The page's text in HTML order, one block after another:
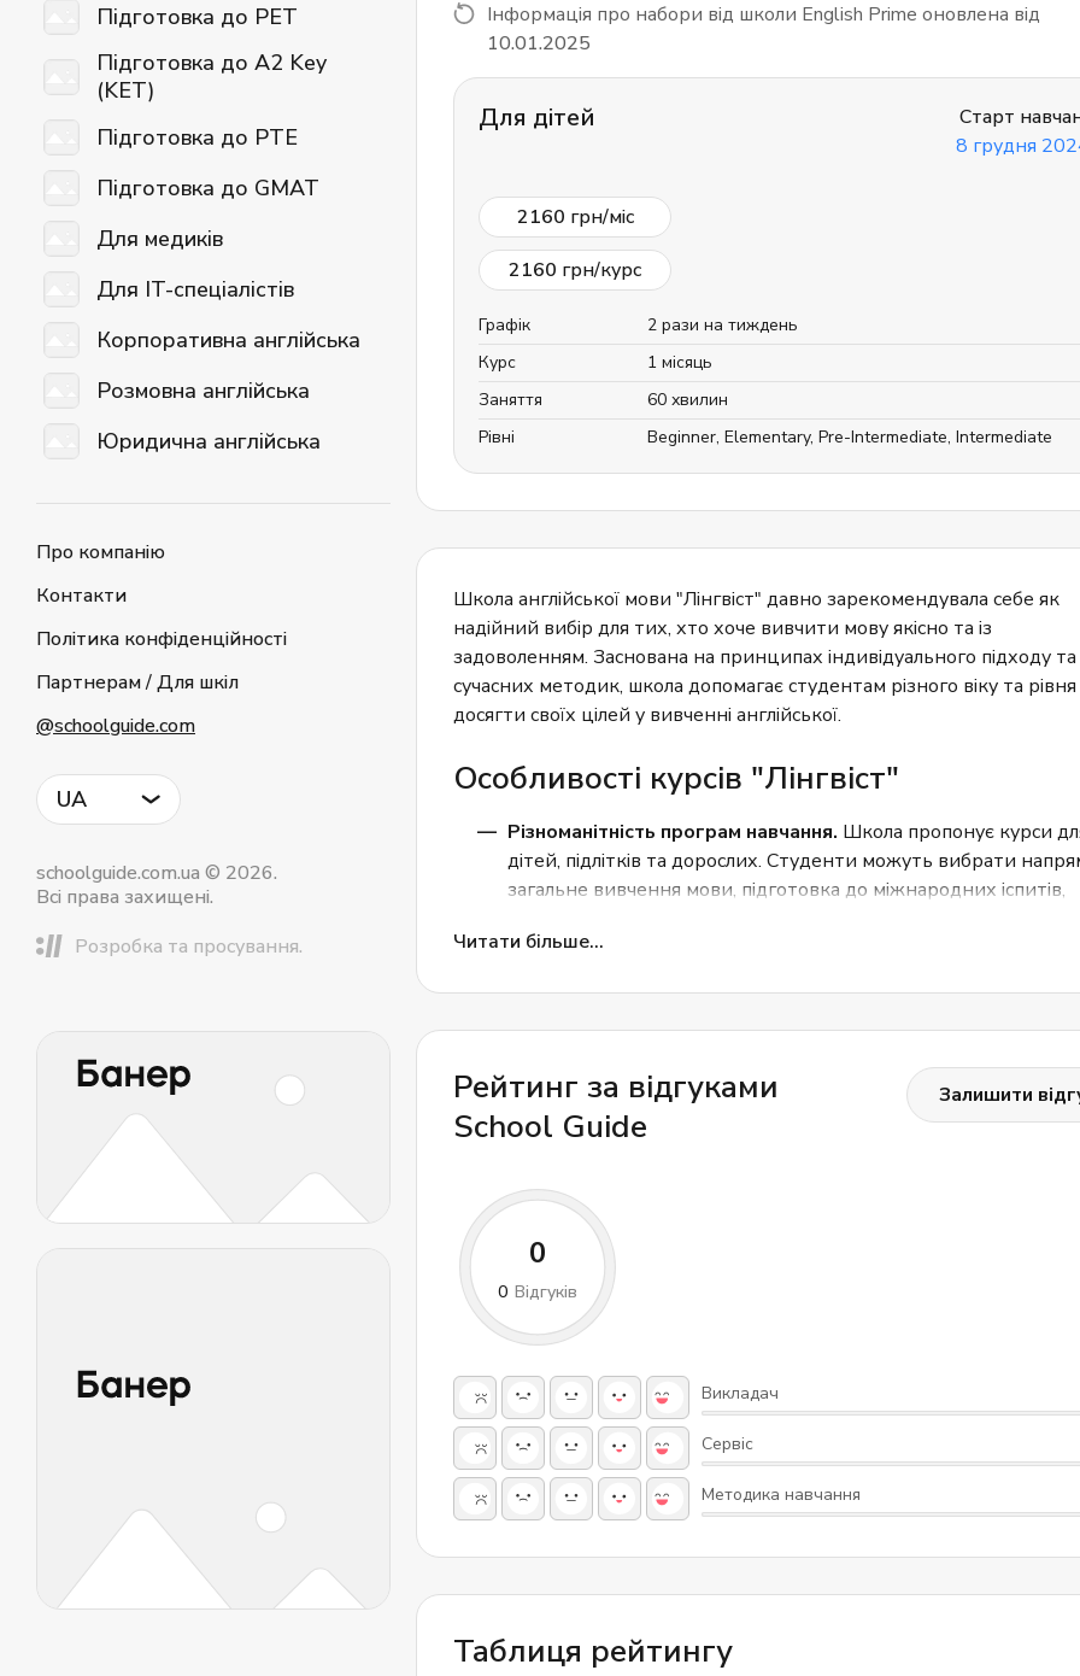
Підготовка до PET
Підготовка до A2 Key
(KET)
Підготовка до PTE
Підготовка до GMAT
Для медиків
Для IT-спеціалістів
Корпоративна англійська
Розмовна англійська
Юридична англійська
Про компанію
Контакти
Політика конфіденційності
Партнерам / Для шкіл
@schoolguide.com
UA
schoolguide.com.ua © 2026.
Всі права захищені.
Розробка та просування.
Інформація про набори від школи English Prime оновлена від
10.01.2025
Для дітей
Старт
8 грудня
2160 грн/міс
2160 грн/курс
Графік
2 рази на тиждень
Курс
1 місяць
Заняття
60 хвилин
Рівні
Beginner, Elementary, Pre-Intermediate, Intermediate
Школа англійської мови "Лінгвіст" давно зарекомендувала себе як
надійний вибір для тих, хто хоче вивчити мову якісно та із
задоволенням. Заснована на принципах індивідуального підходу та
сучасних методик, школа допомагає студентам різного віку та рівня
досягти своїх цілей у вивченні англійської.
Особливості курсів "Лінгвіст"
Різноманітність програм навчання. Школа пропонує курси
дітей, підлітків та дорослих. Студенти можуть вибрати
загальне вивчення мови, підготовка до міжнародних іспитів,
так і очно, що дозволяє студентам займатися з будь-якої
світу. Групи формуються в залежності від рівня знань, що
Підготовка до іспитів.Особлива увага приділяється
ЗНО, IELTS, TOEFL та інших іспитів. Завдяки професійній
Методика школи "Лінгвіст"
Школа використовує комунікативний підхід, який наголошує на
розвитку розмовних навичок. Вже з перших занять студенти
починають активно говорити англійською мовою, навіть якщо мали
доступній формі, що допомагає легко запам'ятати правила та
застосовувати їх на практиці.
У "Лінгвіст" також використовується інтерактивний підхід: сучасні
платформи, ігри, відео- та аудіоматеріали роблять навчання
Відгуки про школу "Лінгвіст"
Читати більше...
Рейтинг за відгуками
School Guide
0
0 Відгуків
Викладач
Сервіс
Методика навчання
Залишити
Таблиця рейтингу